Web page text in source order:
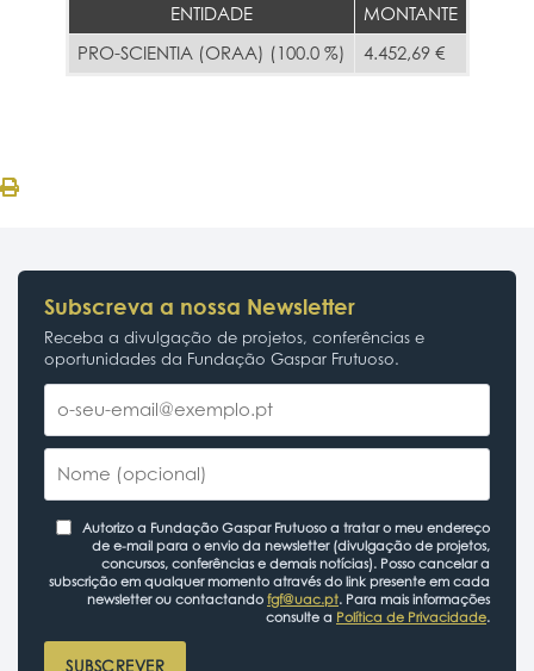
ENTIDADE
MONTANTE
PRO-SCIENTIA (ORAA) (100.0 %)
4.452,69 €
Subscreva a nossa Newsletter
Receba a divulgação de projetos, conferências e
oportunidades da Fundação Gaspar Frutuoso.
Autorizo a Fundação Gaspar Frutuoso a tratar o meu endereço
de e-mail para o envio da newsletter (divulgação de projetos,
concursos, conferências e demais notícias). Posso cancelar a
subscrição em qualquer momento através do link presente em cada
newsletter ou contactando fgf@uac.pt. Para mais informações
consulte a Política de Privacidade.
SUBSCREVER